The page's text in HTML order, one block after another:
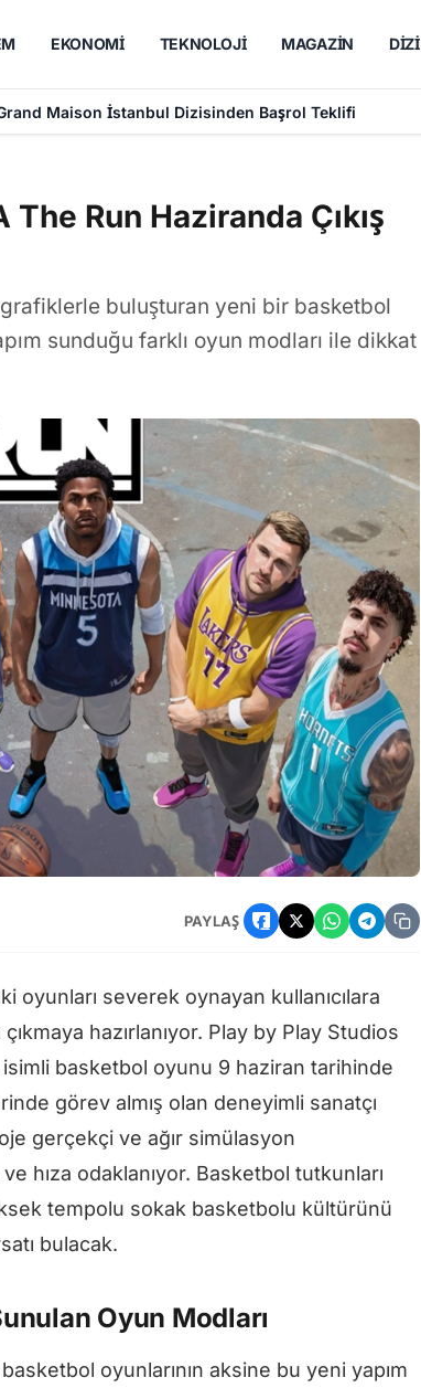
EKONOMI TEKNOLOJI MAGAZIN DIZI
Üretimiyle Kent Ekonomisine Katkı Sunuyor
Run Haziranda Çıkış
buluşturan yeni bir basketbol
sunduğu farklı oyun modları ile dikkat
PAYLAŞ
oyunları severek oynayan kullanıcılara
hazırlanıyor. Play by Play Studios
basketbol oyunu 9 haziran tarihinde
görev almış olan deneyimli sanatçı
gerçekçi ve ağır simülasyon
hıza odaklanıyor. Basketbol tutkunları
tempolu sokak basketbolu kültürünü
bulacak.
Oyun Modları
oyunlarının aksine bu yeni yapım